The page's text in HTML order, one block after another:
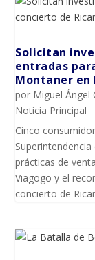
Solicitan
entradas
Montaner en
por Miguel Ángel
Noticia Principal
Cinco
prácticas de
Viagogo y el
concierto de